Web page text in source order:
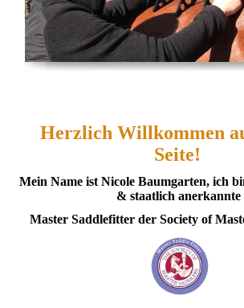
Herzlich Willkommen
Seite!
Mein Name ist Nicole Baumgarten, ich
& staatlich anerkannte
Master Saddlefitter der Society of